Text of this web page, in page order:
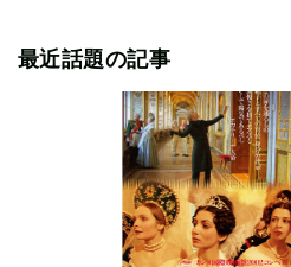
最近話題の記事